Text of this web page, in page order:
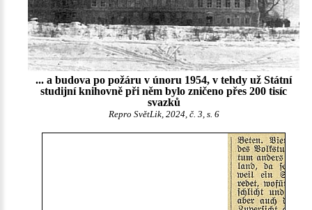
... a budova po požáru v únoru 1954, v tehdy už Státní
studijní knihovně při něm bylo zničeno přes 200 tisíc
svazků
Repro SvětLik, 2024, č. 3, s. 6